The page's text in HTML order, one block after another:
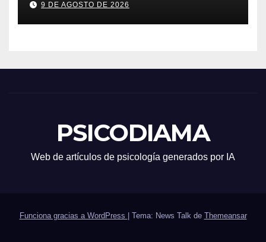
9 DE AGOSTO DE 2026
PSICODIAMA
Web de artículos de psicología generados por IA
Funciona gracias a WordPress Tema: News Talk de Themeansar